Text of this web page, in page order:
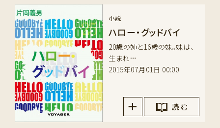
小説
ハロー・グッドバイ
20歳の姉と16歳の妹。妹は、
生まれ…
2015年07月01日 00:00
読 む